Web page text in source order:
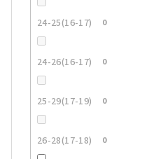
24-25(16-17) 0
24-26(16-17) 0
25-29(17-19) 0
26-28(17-18) 0